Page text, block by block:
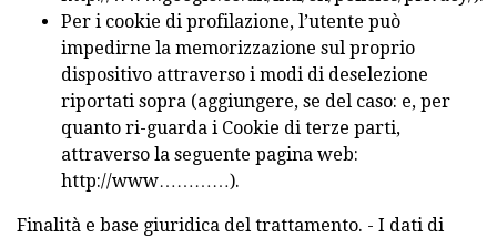
Per i cookie di profilazione, l’utente può
impedirne la memorizzazione sul proprio
dispositivo attraverso i modi di deselezione
riportati sopra (aggiungere, se del caso: e, per
quanto ri-guarda i Cookie di terze parti,
attraverso la seguente pagina web:
http://www…………).
Finalità e base giuridica del trattamento. - I dati di